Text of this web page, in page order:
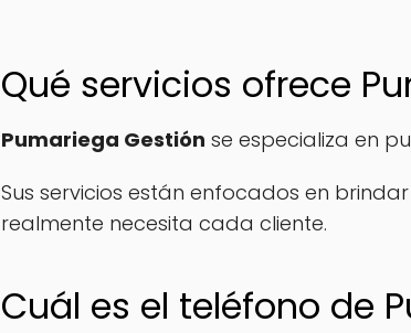
Qué servicios ofrece
Pumariega Gestión se especializa en
Sus servicios están enfocados en
realmente necesita cada cliente.
Cuál es el teléfono de